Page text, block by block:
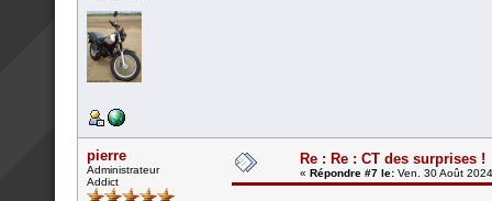
pierre
Administrateur
Addict
Re : Re : CT des surprises !
« Répondre #7 le: Ven. 30 Août